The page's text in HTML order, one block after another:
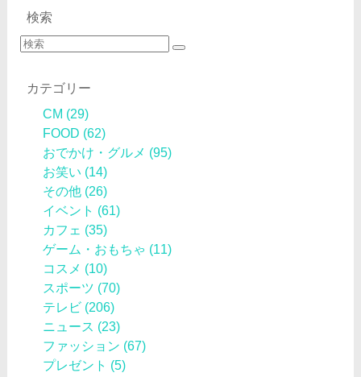
検索
カテゴリー
CM (29)
FOOD (62)
おでかけ・グルメ (95)
お笑い (14)
その他 (26)
イベント (61)
カフェ (35)
ゲーム・おもちゃ (11)
コスメ (10)
スポーツ (70)
テレビ (206)
ニュース (23)
ファッション (67)
プレゼント (5)